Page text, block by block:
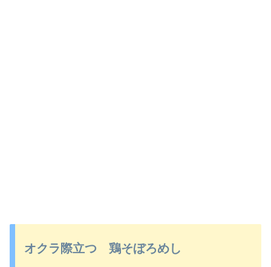
オクラ際立つ 鶏そぼろめし